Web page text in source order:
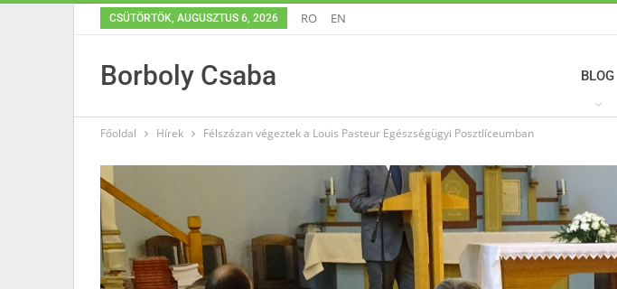
CSÜTÖRTÖK, AUGUSZTUS 6, 2026 RO EN
Borboly Csaba BLOG
Főoldal Hírek Félszázan végeztek a Louis Pasteur Egészségügyi Posztlíceumban